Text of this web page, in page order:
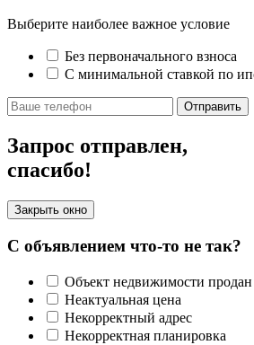
Выберите наиболее важное условие
Без первоначального взноса
С минимальной ставкой по
Отправить
Запрос отправлен,
спасибо!
Закрыть окно
С объявлением что-то не так?
Объект недвижимости продан
Неактуальная цена
Некорректный адрес
Некорректная планировка